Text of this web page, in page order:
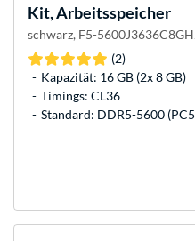
Kit, Arbeitsspeicher
schwarz, F5-
(2)
Kapazität: 16 GB (2x 8 GB)
Timings: CL36
Standard: DDR5-5600